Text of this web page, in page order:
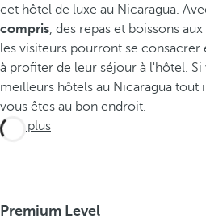
cet hôtel de luxe au Nicaragua.
compris, des repas et boissons
les visiteurs pourront se
à profiter de leur séjour à l'hôtel.
meilleurs hôtels au Nicaragua tout
vous êtes au bon endroit.
Voir plus
Premium Level